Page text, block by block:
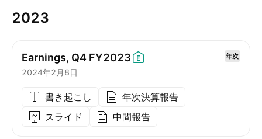
2023
Earnings, Q4 FY2023 年次
2024年2月8日
書き起こし
年次決算報告
スライド
中間報告